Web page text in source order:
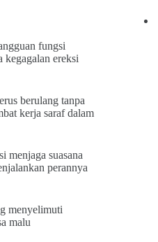
fungsi
kegagalan ereksi
berulang tanpa
kerja saraf dalam
menjaga suasana
perannya
menyelimuti
malu